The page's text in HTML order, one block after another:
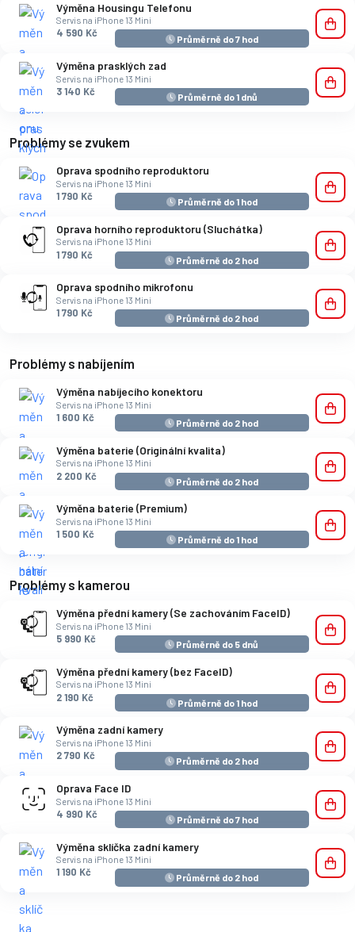
Výměna Housingu Telefonu
Servis na iPhone 13 Mini
4 590 Kč
Průměrně do 7 hod
Výměna prasklých zad
Servis na iPhone 13 Mini
3 140 Kč
Průměrně do 1 dnů
Problémy se zvukem
Oprava spodního reproduktoru
Servis na iPhone 13 Mini
1 790 Kč
Průměrně do 1 hod
Oprava horního reproduktoru (Sluchátka)
Servis na iPhone 13 Mini
1 790 Kč
Průměrně do 2 hod
Oprava spodního mikrofonu
Servis na iPhone 13 Mini
1 790 Kč
Průměrně do 2 hod
Problémy s nabíjením
Výměna nabíjecího konektoru
Servis na iPhone 13 Mini
1 600 Kč
Průměrně do 2 hod
Výměna baterie (Originální kvalita)
Servis na iPhone 13 Mini
2 200 Kč
Průměrně do 2 hod
Výměna baterie (Premium)
Servis na iPhone 13 Mini
1 500 Kč
Průměrně do 1 hod
Problémy s kamerou
Výměna přední kamery (Se zachováním FaceID)
Servis na iPhone 13 Mini
5 990 Kč
Průměrně do 5 dnů
Výměna přední kamery (bez FaceID)
Servis na iPhone 13 Mini
2 190 Kč
Průměrně do 1 hod
Výměna zadní kamery
Servis na iPhone 13 Mini
2 790 Kč
Průměrně do 2 hod
Oprava Face ID
Servis na iPhone 13 Mini
4 990 Kč
Průměrně do 7 hod
Výměna sklíčka zadní kamery
Servis na iPhone 13 Mini
1 190 Kč
Průměrně do 2 hod